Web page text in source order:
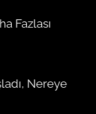
Fazlası
Nereye